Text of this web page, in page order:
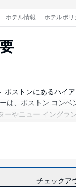
ホテル情報 ホテルポリ
ボストンにあるハイ
は、ボストン コンベ
ーやニュー イングラ
km の場所にあります
室にはiPod ドッキン
す。WiFi (無料)をお使
をご覧いただけます。
チェックア